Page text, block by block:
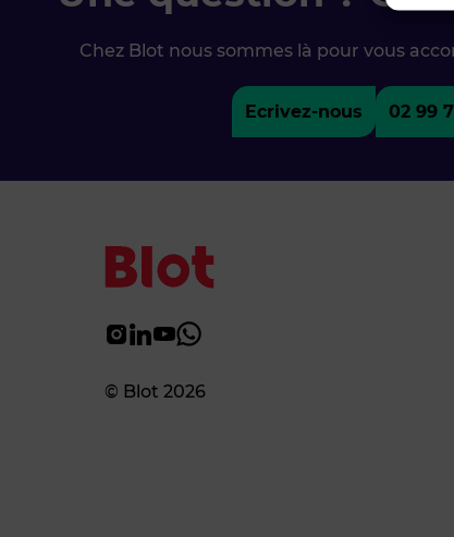
Chez Blot nous sommes là pour vous
Ecrivez-nous 02 99
© Blot 2026